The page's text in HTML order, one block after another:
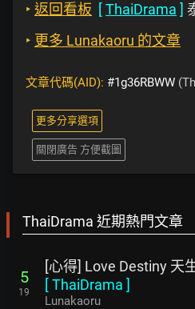
‣ 返回看板 [ThaiDrama ]
‣ 更多 Lunakaoru 的文章
文章代碼(AID): #1g36RBWW
更多分享選項
關閉廣告 方便截圖
ThaiDrama 近期熱門文章
5
19
[心得] Love Destiny 天
[ThaiDrama ]
Lunakaoru